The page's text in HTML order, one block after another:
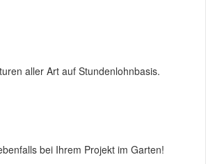
aller Art auf Stundenlohnbasis.
bei Ihrem Projekt im Garten!